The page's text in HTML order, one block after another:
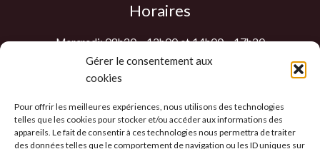
Gérer le consentement aux
cookies
Pour offrir les meilleures expériences, nous utilisons des technologies
telles que les cookies pour stocker et/ou accéder aux informations des
appareils. Le fait de consentir à ces technologies nous permettra de traiter
des données telles que le comportement de navigation ou les ID uniques sur
Horaires
Mercredi: 08h30 – 12h00 et 14h00 – 17h30
Jeudi: 08h30 – 12h00 et 14h00 – 17h30
Vendredi: 08h30 – 12h00 et 14h00 – 17h30
Les autres jours sur RDV